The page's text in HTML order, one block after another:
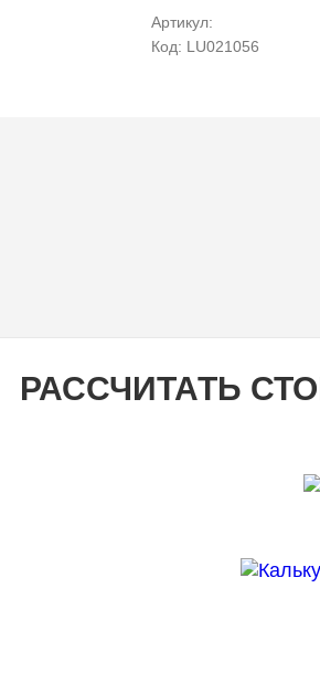
Артикул:
Код: LU021056
РАССЧИТАТЬ